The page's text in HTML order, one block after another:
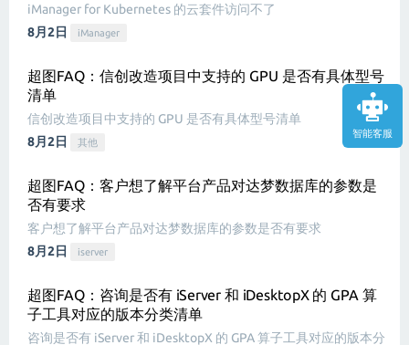
智能客服
iManager for Kubernetes 的云套件访问不了
8月2日
iManager
超图FAQ：信创改造项目中支持的 GPU 是否有具体型号
清单
信创改造项目中支持的 GPU 是否有具体型号清单
8月2日
其他
超图FAQ：客户想了解平台产品对达梦数据库的参数是
否有要求
客户想了解平台产品对达梦数据库的参数是否有要求
8月2日
iserver
超图FAQ：咨询是否有 iServer 和 iDesktopX 的 GPA 算
子工具对应的版本分类清单
咨询是否有 iServer 和 iDesktopX 的 GPA 算子工具对应的版本分